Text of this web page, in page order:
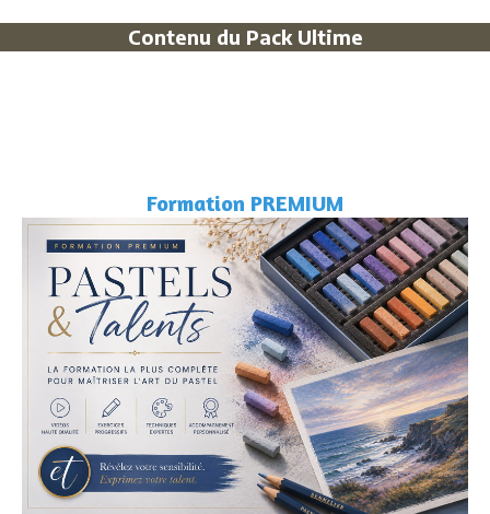
Contenu du Pack Ultime
Formation PREMIUM